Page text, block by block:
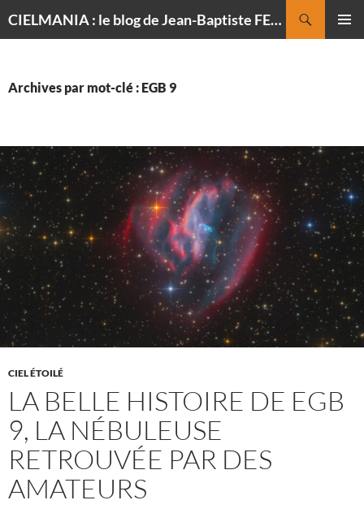
CIELMANIA : le blog de Jean-Baptiste FELDMANN, photographe du ciel
Archives par mot-clé : EGB 9
CIEL ÉTOILÉ
LA BELLE HISTOIRE DE EGB
9, LA NÉBULEUSE
RETROUVÉE PAR DES
AMATEURS